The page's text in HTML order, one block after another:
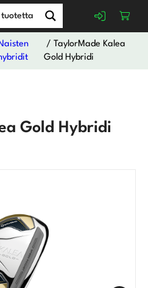
/ TaylorMade Kalea
Gold Hybridi
Gold Hybridi